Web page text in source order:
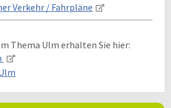
Verkehr / Fahrpläne
Thema Ulm erhalten Sie hier: